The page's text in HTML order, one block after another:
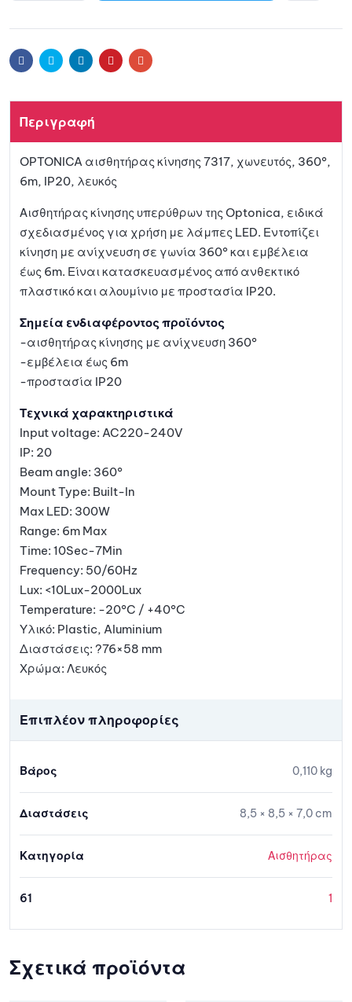
αγαπη
μένων
FacebookTwitter LinkedinPinterestEmail
Περιγραφή
OPTONICA αισθητήρας κίνησης 7317, χωνευτός, 360°,
6m, IP20, λευκός
Αισθητήρας κίνησης υπερύθρων της Optonica, ειδικά
σχεδιασμένος για χρήση με λάμπες LED. Εντοπίζει
κίνηση με ανίχνευση σε γωνία 360° και εμβέλεια
έως 6m. Είναι κατασκευασμένος από ανθεκτικό
πλαστικό και αλουμίνιο με προστασία IP20.
Σημεία ενδιαφέροντος προϊόντος
-αισθητήρας κίνησης με ανίχνευση 360°
-εμβέλεια έως 6m
-προστασία IP20
Τεχνικά χαρακτηριστικά
Input voltage: AC220-240V
IP: 20
Beam angle: 360°
Mount Type: Built-In
Max LED: 300W
Range: 6m Max
Time: 10Sec-7Min
Frequency: 50/60Hz
Lux: <10Lux-2000Lux
Temperature: -20°C / +40°C
Υλικό: Plastic, Aluminium
Διαστάσεις: ?76×58 mm
Χρώμα: Λευκός
Επιπλέον πληροφορίες
Βάρος 0,110 kg
Διαστάσεις 8,5 × 8,5 × 7,0 cm
Κατηγορία Αισθητήρας
61 1
Σχετικά προϊόντα